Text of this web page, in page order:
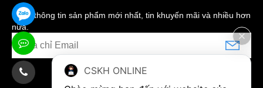
Nhận thông tin sản phẩm mới nhất, tin khuyến mãi và nhiều hơn
nữa.
CSKH ONLINE